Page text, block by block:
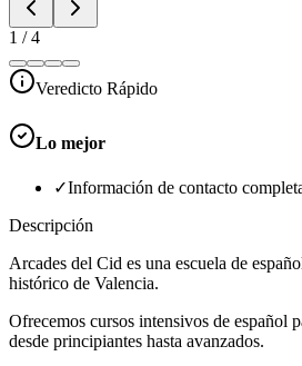
1 /4
Veredicto Rápido
Lo mejor
✓Información de contacto
Descripción
Arcades del Cid es una escuela de
histórico de Valencia.
Ofrecemos cursos intensivos de español
desde principiantes hasta avanzados.